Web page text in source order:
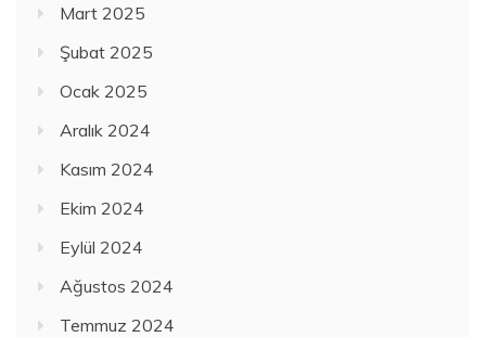
Mart 2025
Şubat 2025
Ocak 2025
Aralık 2024
Kasım 2024
Ekim 2024
Eylül 2024
Ağustos 2024
Temmuz 2024